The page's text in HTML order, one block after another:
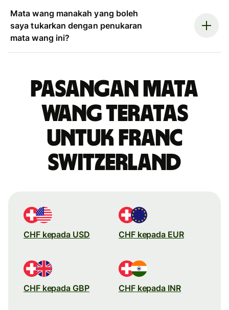
Mata wang manakah yang boleh
saya tukarkan dengan penukaran
mata wang ini?
Pasangan mata
wang teratas
untuk franc
Switzerland
CHF kepada USD CHF kepada EUR
CHF kepada GBP CHF kepada INR